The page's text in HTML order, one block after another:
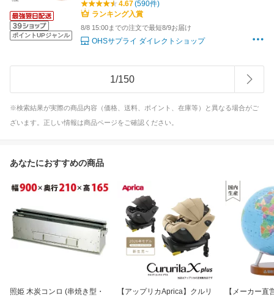
ポイントUPジャンル
4.67(590件)
ランキング入賞
8/8 15:00までの注文で最短8/9お届け
OHSサプライ ダイレクトショップ
1/150
※検索結果が実際の商品内容（価格、送料、ポイント、在庫等）と異なる場合がご
ざいます。正しい情報は商品ページをご確認ください。
あなたにおすすめの商品
照姫 木炭コンロ (串焼き型・
【アップリカAprica】クルリ
【メーカー直